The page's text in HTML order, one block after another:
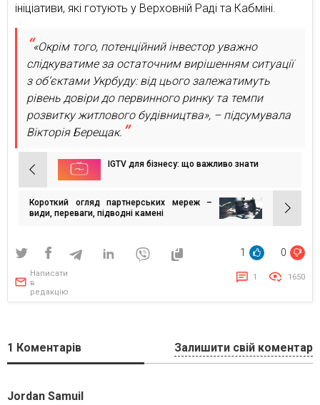
ініціативи, які готують у Верховній Раді та Кабміні.
«Окрім того, потенційний інвестор уважно
слідкуватиме за остаточним вирішенням ситуації
з об’єктами Укрбуду: від цього залежатимуть
рівень довіри до первинного ринку та темпи
розвитку житлового будівництва», – підсумувала
Вікторія Берещак.
Навігація
записів
IGTV для бізнесу: що важливо знати
Короткий огляд партнерських мереж –
види, переваги, підводні камені
1 0
Написати
в
редакцію
1 1650
1 Коментарів Залишити свій коментар
Jordan Samuil